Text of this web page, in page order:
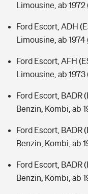
Limousine, ab 1972
Ford Escort, ADH
Limousine, ab 1974
Ford Escort, AFH
Limousine, ab 1973
Ford Escort, BADR
Benzin, Kombi, ab
Ford Escort, BADR
Benzin, Kombi, ab
Ford Escort, BADR
Benzin, Kombi, ab